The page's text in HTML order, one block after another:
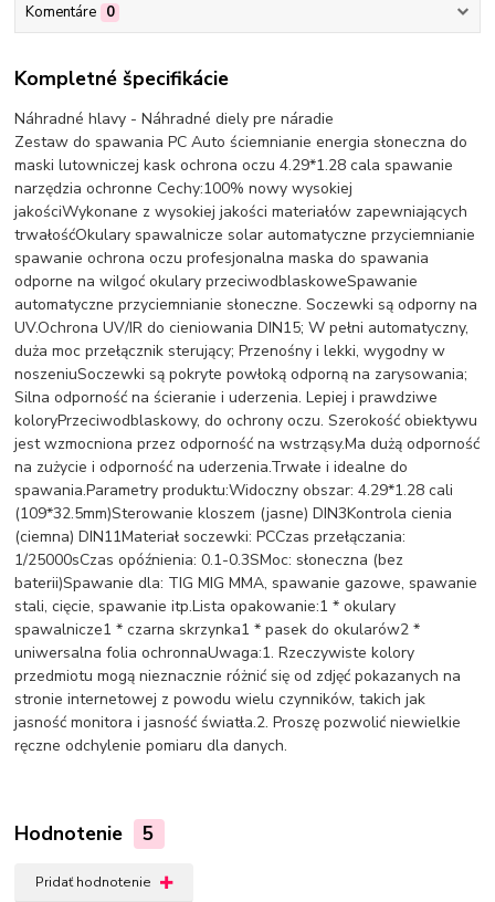
Komentáre 0
Kompletné špecifikácie
Náhradné hlavy - Náhradné diely pre náradie
Zestaw do spawania PC Auto ściemnianie energia słoneczna do
maski lutowniczej kask ochrona oczu 4.29*1.28 cala spawanie
narzędzia ochronne Cechy:100% nowy wysokiej
jakościWykonane z wysokiej jakości materiałów zapewniających
trwałośćOkulary spawalnicze solar automatyczne przyciemnianie
spawanie ochrona oczu profesjonalna maska do spawania
odporne na wilgoć okulary przeciwodblaskoweSpawanie
automatyczne przyciemnianie słoneczne. Soczewki są odporny na
UV.Ochrona UV/IR do cieniowania DIN15; W pełni automatyczny,
duża moc przełącznik sterujący; Przenośny i lekki, wygodny w
noszeniuSoczewki są pokryte powłoką odporną na zarysowania;
Silna odporność na ścieranie i uderzenia. Lepiej i prawdziwe
koloryPrzeciwodblaskowy, do ochrony oczu. Szerokość obiektywu
jest wzmocniona przez odporność na wstrząsy.Ma dużą odporność
na zużycie i odporność na uderzenia.Trwałe i idealne do
spawania.Parametry produktu:Widoczny obszar: 4.29*1.28 cali
(109*32.5mm)Sterowanie kloszem (jasne) DIN3Kontrola cienia
(ciemna) DIN11Materiał soczewki: PCCzas przełączania:
1/25000sCzas opóźnienia: 0.1-0.3SMoc: słoneczna (bez
baterii)Spawanie dla: TIG MIG MMA, spawanie gazowe, spawanie
stali, cięcie, spawanie itp.Lista opakowanie:1 * okulary
spawalnicze1 * czarna skrzynka1 * pasek do okularów2 *
uniwersalna folia ochronnaUwaga:1. Rzeczywiste kolory
przedmiotu mogą nieznacznie różnić się od zdjęć pokazanych na
stronie internetowej z powodu wielu czynników, takich jak
jasność monitora i jasność światła.2. Proszę pozwolić niewielkie
ręczne odchylenie pomiaru dla danych.
Hodnotenie 5
Pridať hodnotenie